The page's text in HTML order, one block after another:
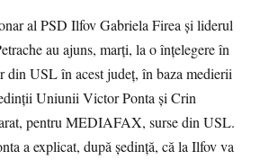
al PSD Ilfov Gabriela Firea şi liderul
au ajuns, marţi, la o înţelegere în
din USL în acest judeţ, în baza medierii
Uniunii Victor Ponta şi Crin
pentru MEDIAFAX, surse din USL.
a explicat, după şedinţă, că la Ilfov va